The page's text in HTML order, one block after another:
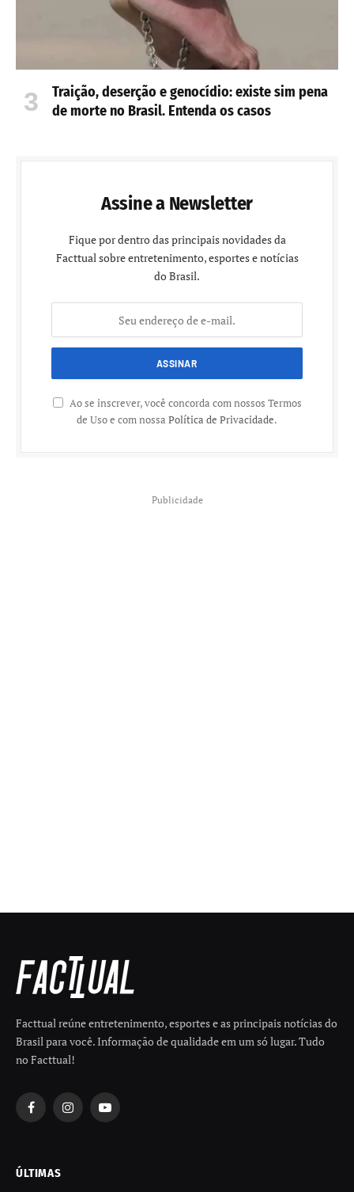
Traição, deserção e genocídio: existe sim pena
de morte no Brasil. Entenda os casos
Assine a Newsletter
Fique por dentro das principais novidades da
Facttual sobre entretenimento, esportes e notícias
do Brasil.
Ao se inscrever, você concorda com nossos Termos
de Uso e com nossa Política de Privacidade.
Publicidade
Facttual reúne entretenimento, esportes e as principais notícias do
Brasil para você. Informação de qualidade em um só lugar. Tudo
no Facttual!
FacebookInstagramYouTube
ÚLTIMAS